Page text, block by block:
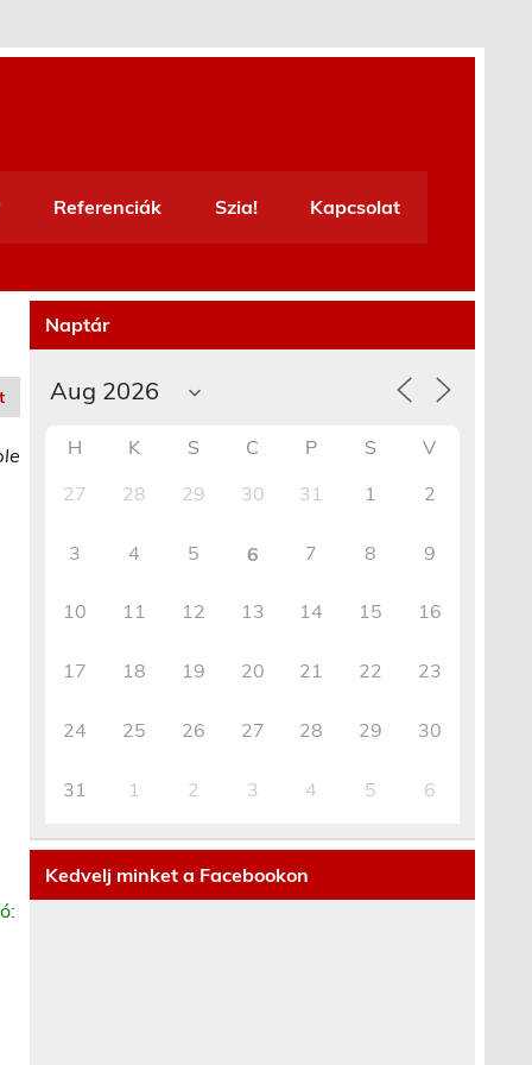
Referenciák Szia! Kapcsolat
Naptár
H K S C P S
V
27
28 29 30 31 1 2
3 4 5 6 7 8 9
10 11 12 13 14 15 16
17 18 19 20 21 22 23
24 25 26 27 28 29 30
31 1 2 3 4 5 6
Kedvelj minket a Facebookon